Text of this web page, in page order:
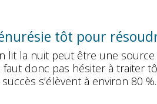
tôt pour
lit la nuit peut être une
faut donc pas hésiter à traiter
s’élèvent à environ 80 %.